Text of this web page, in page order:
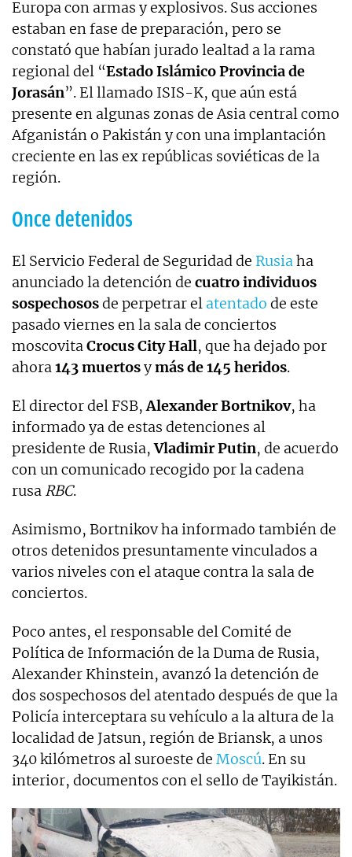
Europa con armas y explosivos. Sus acciones
estaban en fase de preparación, pero se
constató que habían jurado lealtad a la rama
regional del “Estado Islámico Provincia de
Jorasán”. El llamado ISIS-K, que aún está
presente en algunas zonas de Asia central como
Afganistán o Pakistán y con una implantación
creciente en las ex repúblicas soviéticas de la
región.
Once detenidos
El Servicio Federal de Seguridad de Rusiaha
anunciado la detención de cuatro individuos
sospechososde perpetrar el atentado de este
pasado viernes en la sala de conciertos
moscovitaCrocus City Hall, que ha dejado por
ahora143 muertosymás de 145 heridos.
El director del FSB,Alexander Bortnikov, ha
informado ya de estas detenciones al
presidente de Rusia,Vladimir Putin, de acuerdo
con un comunicado recogido por la cadena
rusa RBC.
Asimismo, Bortnikov ha informado también de
otros detenidos presuntamente vinculados a
varios niveles con el ataque contra la sala de
conciertos.
Poco antes, el responsable del Comité de
Política de Información de la Duma de Rusia,
Alexander Khinstein, avanzó la detención de
dos sospechosos del atentado después de que la
Policía interceptara su vehículo a la altura de la
localidad de Jatsun, región de Briansk, a unos
340 kilómetros al suroeste de Moscú. En su
interior, documentos con el sello de Tayikistán.